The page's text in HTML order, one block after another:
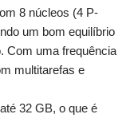
8 núcleos (4 P-
um bom equilíbrio
Com uma frequência
multitarefas e
32 GB, o que é